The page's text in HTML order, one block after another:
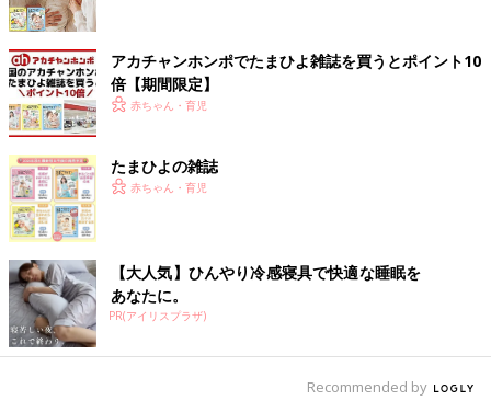
アカチャンホンポでたまひよ雑誌を買うとポイント10
倍【期間限定】
赤ちゃん・育児
たまひよの雑誌
赤ちゃん・育児
【大人気】ひんやり冷感寝具で快適な睡眠を
あなたに。
PR(アイリスプラザ)
Recommended by